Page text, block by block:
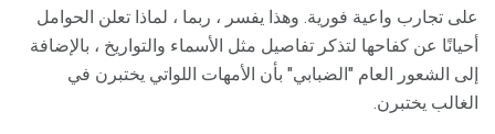
على تجارب واعية فورية. وهذا يفسر ، ربما ، لماذا تعلن الحوامل
أحيانًا عن كفاحها لتذكر تفاصيل مثل الأسماء والتواريخ ، بالإضافة
إلى الشعور العام "الضبابي" بأن الأمهات اللواتي يختبرن في
الغالب يختبرن.